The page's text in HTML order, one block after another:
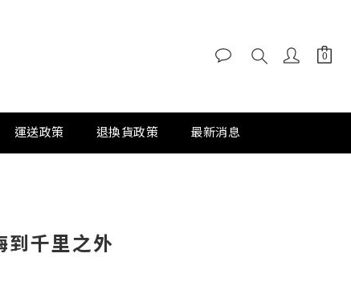
運送政策 退換貨政策 最新消息
到千里之外